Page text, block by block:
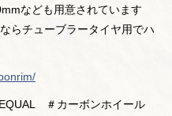
なども用意されています
らチューブラータイヤ用でハ
＃カーボンホイール